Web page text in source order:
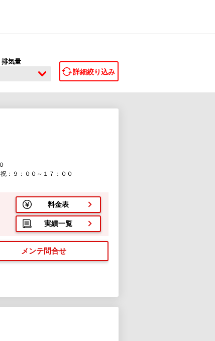
排気量
詳細絞り込み
：９：００～１７：００
料金表
実績一覧
メンテ問合せ